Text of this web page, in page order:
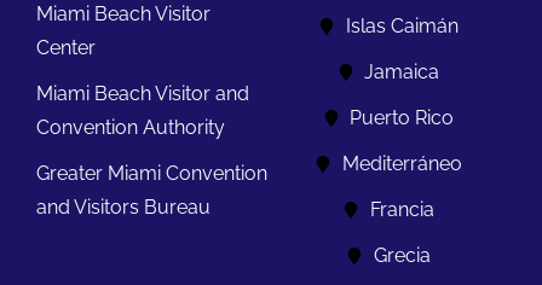
Miami Beach Visitor
Center
Miami Beach Visitor and
Convention Authority
Greater Miami Convention
and Visitors Bureau
Islas Caimán
Jamaica
Puerto Rico
Mediterráneo
Francia
Grecia